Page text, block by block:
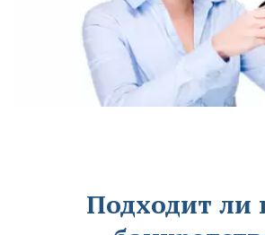
Подходит ли